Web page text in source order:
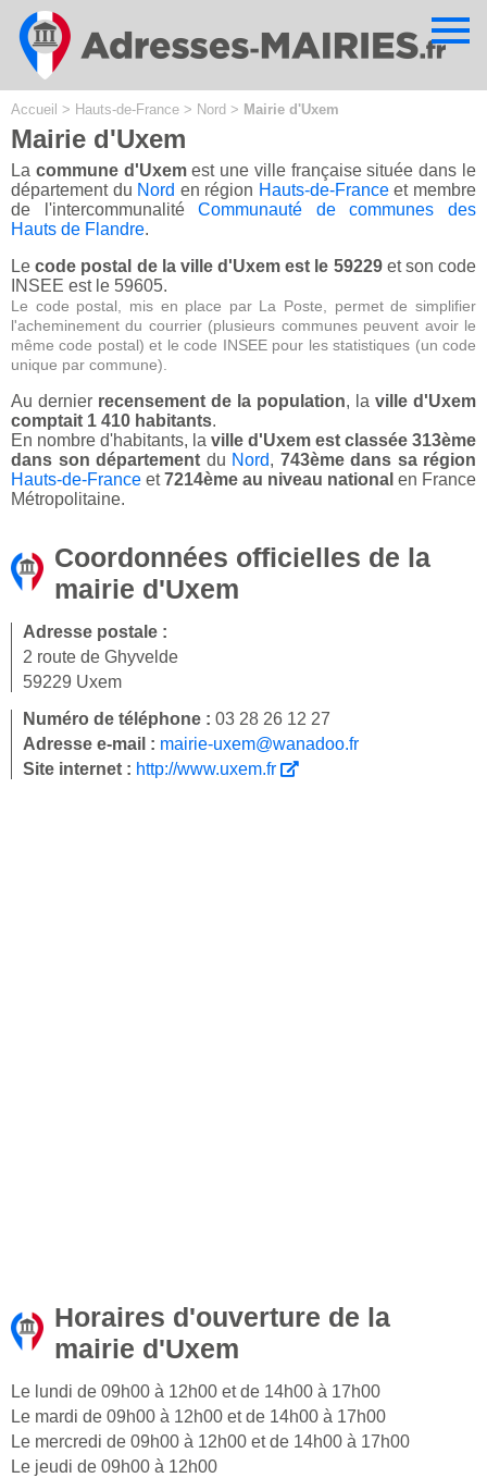
Accueil > Hauts-de-France > Nord > Mairie d'Uxem
Mairie d'Uxem
La commune d'Uxemest une ville française située dans le
département du Nord en région Hauts-de-Franceet membre
de l'intercommunalitéCommunauté de communes des
Hauts de Flandre.
Lecode postal de la ville d'Uxem est le 59229et son code
INSEE est le 59605.
Le code postal, mis en place par La Poste, permet de simplifier
l'acheminement du courrier (plusieurs communes peuvent avoir le
même code postal) et le code INSEE pour les statistiques (un code
unique par commune).
Au dernier recensement de la population, la ville d'Uxem
comptait 1 410 habitants.
En nombre d'habitants, la ville d'Uxem est classée 313ème
dans son département du Nord, 743ème dans sa région
Hauts-de-France et7214ème au niveau national en France
Métropolitaine.
Coordonnées officielles de la
mairie d'Uxem
Adresse postale :
2 route de Ghyvelde
59229 Uxem
Numéro de téléphone : 03 28 26 12 27
Adresse e-mail : mairie-uxem@wanadoo.fr
Site internet : http://www.uxem.fr
Horaires d'ouverture de la
mairie d'Uxem
Le lundi de 09h00 à 12h00 et de 14h00 à 17h00
Le mardi de 09h00 à 12h00 et de 14h00 à 17h00
Le mercredi de 09h00 à 12h00 et de 14h00 à 17h00
Le jeudi de 09h00 à 12h00
Cookies management panel